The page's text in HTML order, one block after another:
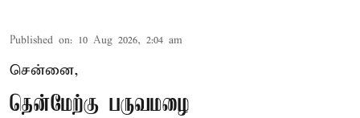
Published on: 10 Aug 2026, 2:04 am
சென்னை,
தென்மேற்கு பருவமழை